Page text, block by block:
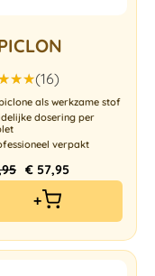
5
(16)
als werkzame stof
dosering per
verpakt
€ 57,95
+